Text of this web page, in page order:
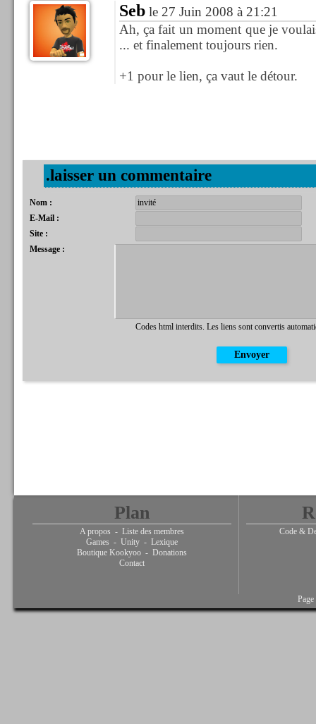
Seble 27 Juin 2008 à 21:21
Ah, ça fait un moment que je
... et finalement toujours rien.
+1 pour le lien, ça vaut le détour.
.laisser un commentaire
Nom :
E-Mail :
Site :
Message :
Codes html interdits. Les liens sont convertis
Plan
A propos - Liste des membres
Games - Unity - Lexique
Boutique Kookyoo - Donations
Contact
Code &